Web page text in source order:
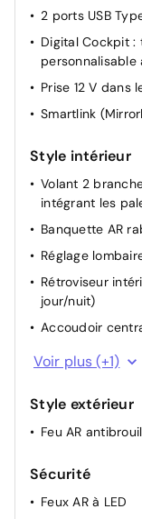
Contrôle
Radar de
Siège passager
Climatisation à
Climatronic
2 ports USB
Digital Cockpit
personnalisable
Prise 12 V dans
Smartlink
Style intérieur
Volant 2
intégrant les
Banquette AR
Réglage
Rétroviseur
jour/nuit)
Accoudoir
Sellerie Tissu
Voir plus (+1)
Style extérieur
Feu AR
Sécurité
Feux AR à LED